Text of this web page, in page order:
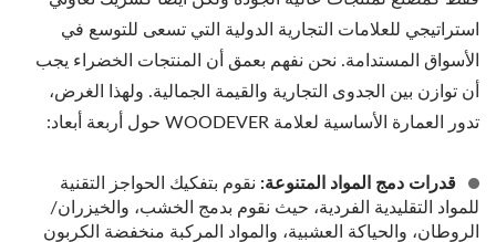
استراتيجي للعلامات التجارية الدولية التي تسعى للتوسع في
الأسواق المستدامة. نحن نفهم بعمق أن المنتجات الخضراء يجب
أن توازن بين الجدوى التجارية والقيمة الجمالية. ولهذا الغرض،
تدور العمارة الأساسية لعلامة WOODEVER حول أربعة أبعاد:
قدرات دمج المواد المتنوعة: نقوم بتفكيك الحواجز التقنية
للمواد التقليدية الفردية، حيث نقوم بدمج الخشب، والخيزران/
الروطان، والحياكة العشبية، والمواد المركبة منخفضة الكربون